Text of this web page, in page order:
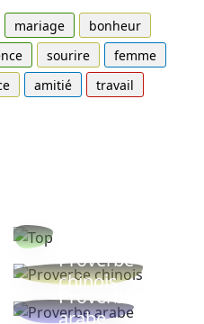
mariage
bonheur
sourire
femme
amitié
travail
Proverbe
chinois
Proverbe
arabe